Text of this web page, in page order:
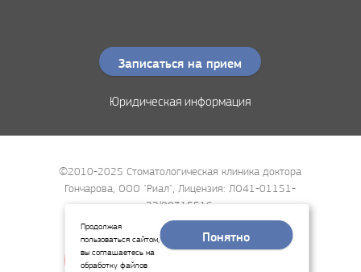
Продолжая
пользоваться сайтом,
вы соглашаетесь на
обработку файлов
Понятно
Записаться на прием
Юридическая информация
©2010-2025 Стоматологическая клиника доктора
Гончарова, ООО "Риал", Лицензия: ЛО41-01151-
22/00315516,
Разработка сайта web-sit